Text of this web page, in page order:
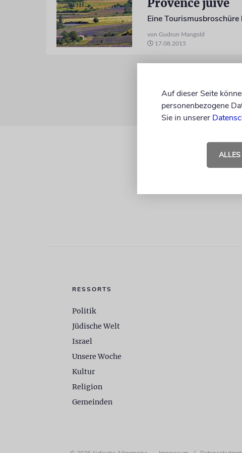
Provence juive
Eine
von Gudrun Mangold
17.08.2015
RESSORTS
Politik
Jüdische Welt
Israel
Unsere Woche
Kultur
Religion
Gemeinden
Auf dieser Seite
personenbezogene
Sie in unserer